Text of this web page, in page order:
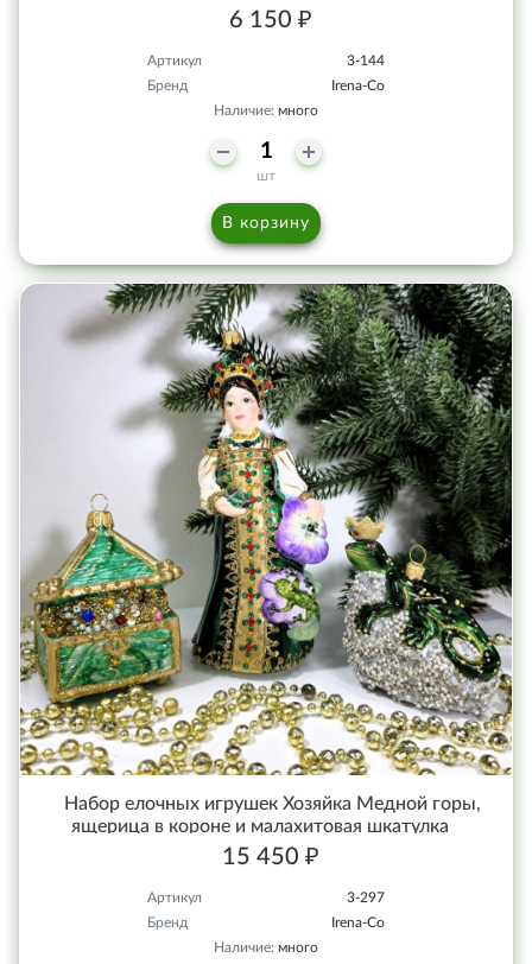
6 150 ₽
Артикул
3-144
Бренд
Irena-Co
Наличие: много
шт
В корзину
Набор елочных игрушек Хозяйка Медной горы,
ящерица в короне и малахитовая шкатулка
15 450 ₽
Артикул
3-297
Бренд
Irena-Co
Наличие: много